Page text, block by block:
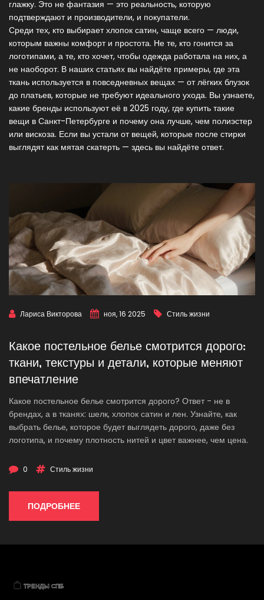
глажку. Это не фантазия — это реальность, которую
подтверждают и производители, и покупатели.
Среди тех, кто выбирает хлопок сатин, чаще всего — люди,
которым важны комфорт и простота. Не те, кто гонится за
логотипами, а те, кто хочет, чтобы одежда работала на них, а
не наоборот. В наших статьях вы найдёте примеры, где эта
ткань используется в повседневных вещах — от лёгких блузок
до платьев, которые не требуют идеального ухода. Вы узнаете,
какие бренды используют её в 2025 году, где купить такие
вещи в Санкт-Петербурге и почему она лучше, чем полиэстер
или вискоза. Если вы устали от вещей, которые после стирки
выглядят как мятая скатерть — здесь вы найдёте ответ.
Лариса Викторова ноя, 16 2025 Стиль жизни
Какое постельное белье смотрится дорого:
ткани, текстуры и детали, которые меняют
впечатление
Какое постельное белье смотрится дорого? Ответ - не в
брендах, а в тканях: шелк, хлопок сатин и лен. Узнайте, как
выбрать белье, которое будет выглядеть дорого, даже без
логотипа, и почему плотность нитей и цвет важнее, чем цена.
0 Стиль жизни
ПОДРОБНЕЕ